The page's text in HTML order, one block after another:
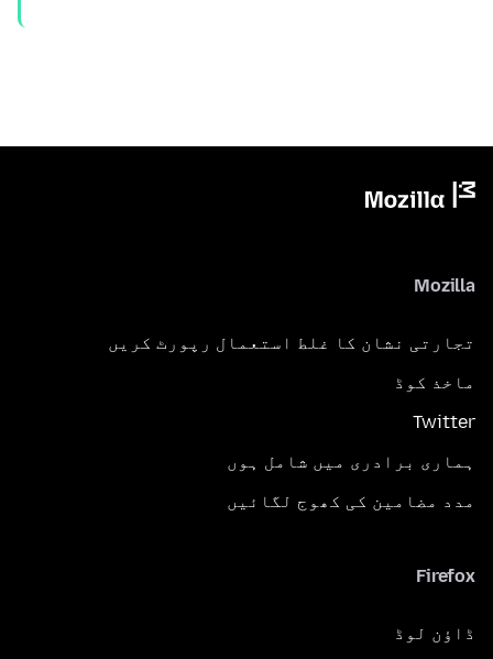
Mozilla
تجارتی نشان کا غلط استعمال رپورٹ کریں
ماخذ کوڈ
Twitter
ہماری برادری میں شامل ہوں
مدد مضامین کی کھوج لگائیں
Firefox
ڈاؤن لوڈ